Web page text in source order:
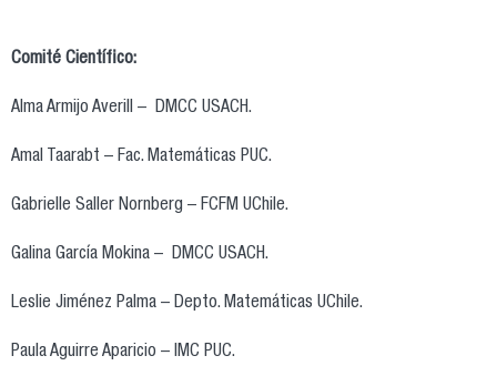
Comité Científico:
Alma Armijo Averill – DMCC USACH.
Amal Taarabt – Fac. Matemáticas PUC.
Gabrielle Saller Nornberg – FCFM UChile.
Galina García Mokina – DMCC USACH.
Leslie Jiménez Palma – Depto. Matemáticas UChile.
Paula Aguirre Aparicio – IMC PUC.